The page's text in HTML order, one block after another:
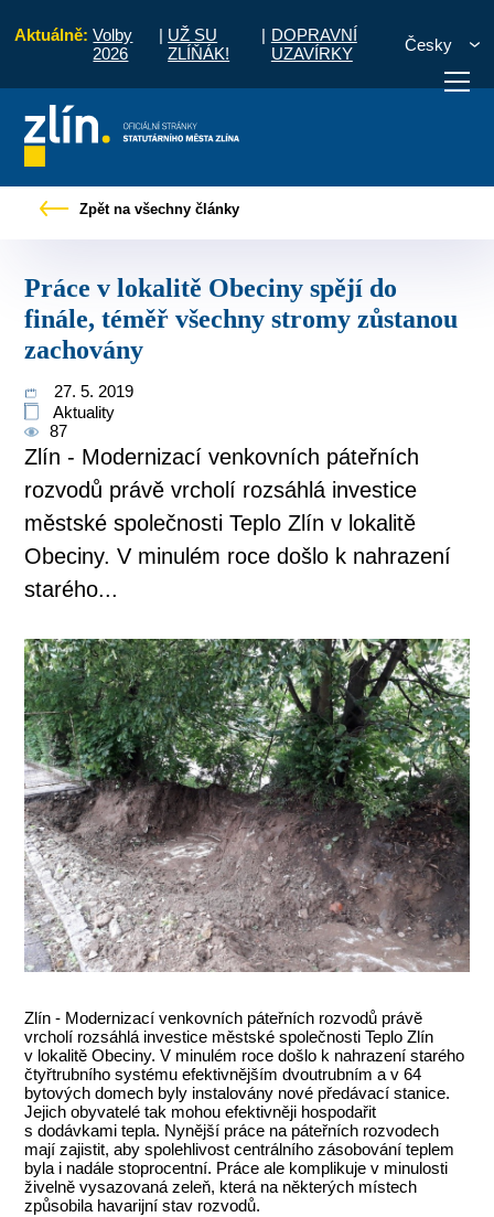
Aktuálně: Volby
2026
| UŽ SU
ZLÍŇÁK!
| DOPRAVNÍ
UZAVÍRKY
Česky
vyřídit Potřebuji zaplatit
Zpět na všechny články
Práce v lokalitě Obeciny spějí do
finále, téměř všechny stromy zůstanou
zachovány
27. 5. 2019
Aktuality
87
Zlín - Modernizací venkovních páteřních
rozvodů právě vrcholí rozsáhlá investice
městské společnosti Teplo Zlín v lokalitě
Obeciny. V minulém roce došlo k nahrazení
starého...
Zlín - Modernizací venkovních páteřních rozvodů právě
vrcholí rozsáhlá investice městské společnosti Teplo Zlín
v lokalitě Obeciny. V minulém roce došlo k nahrazení starého
čtyřtrubního systému efektivnějším dvoutrubním a v 64
bytových domech byly instalovány nové předávací stanice.
Jejich obyvatelé tak mohou efektivněji hospodařit
s dodávkami tepla. Nynější práce na páteřních rozvodech
mají zajistit, aby spolehlivost centrálního zásobování teplem
byla i nadále stoprocentní. Práce ale komplikuje v minulosti
živelně vysazovaná zeleň, která na některých místech
způsobila havarijní stav rozvodů.